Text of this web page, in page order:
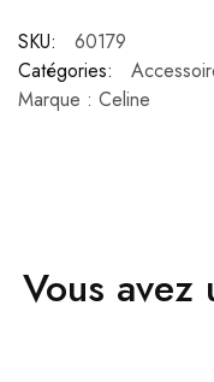
SKU:
60179
Catégories:
Marque : Celine
Vous